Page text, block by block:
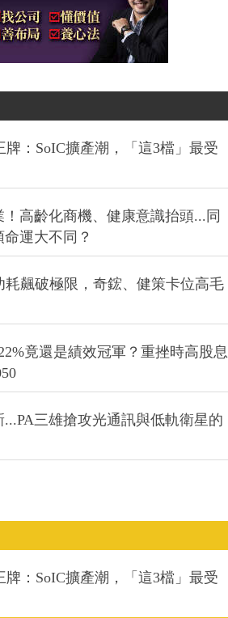
牌：SoIC擴產潮，「這3檔」最受
高齡化商機、健康意識抬頭...同
運大不同？
飆破極限，奇鋐、健策卡位高毛
竟還是績效冠軍？重挫時高股息
三雄搶攻光通訊與低軌衛星的
牌：SoIC擴產潮，「這3檔」最受